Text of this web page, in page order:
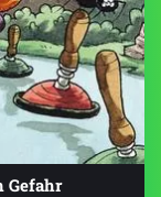
Gefahr